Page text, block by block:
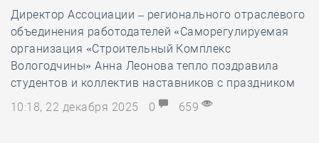
Директор Ассоциации – регионального отраслевого
объединения работодателей «Саморегулируемая
организация «Строительный Комплекс
Вологодчины» Анна Леонова тепло поздравила
студентов и коллектив наставников с праздником
10:18, 22 декабря 2025
0 659